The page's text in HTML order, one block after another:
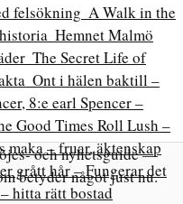
felsökning A Walk in the
Hemnet Malmö
The Secret Life of
Ont i hälen baktill –
8:e earl Spencer –
Good Times Roll Lush –
maka – fruar, äktenskap
grått hår – Fungerar det
hitta rätt bostad
och nyhetsguide —
betyder något just nu.